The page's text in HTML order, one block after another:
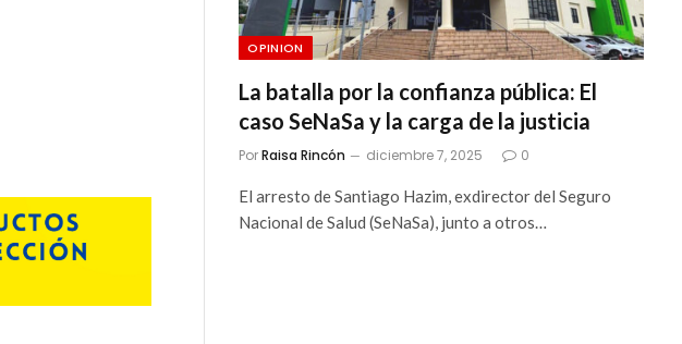
OPINION
La batalla por la confianza pública: El
caso SeNaSa y la carga de la justicia
PorRaisa Rincón diciembre 7, 2025 0
El arresto de Santiago Hazim, exdirector del Seguro
Nacional de Salud (SeNaSa), junto a otros…